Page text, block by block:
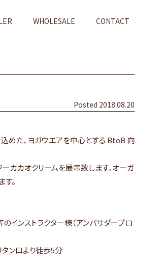
WHOLESALE CONTACT
Posted 2018.08.20
めた、ヨガウエアを中心とする BtoB 向
カカオクリームを展示致します。オーガ
。
インストラクター様（アンバサダープロ
ン口より徒歩5分